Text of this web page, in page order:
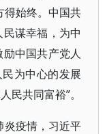
得始终。中国共
谋幸福，为中
中国共产党人
为中心的发展
民共同富裕”。
疫情，习近平